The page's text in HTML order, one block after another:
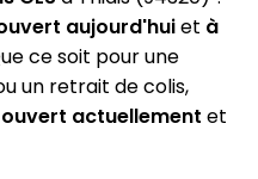
aujourd'huiet à
ce soit pour une
un retrait de colis,
ouvert actuellement et